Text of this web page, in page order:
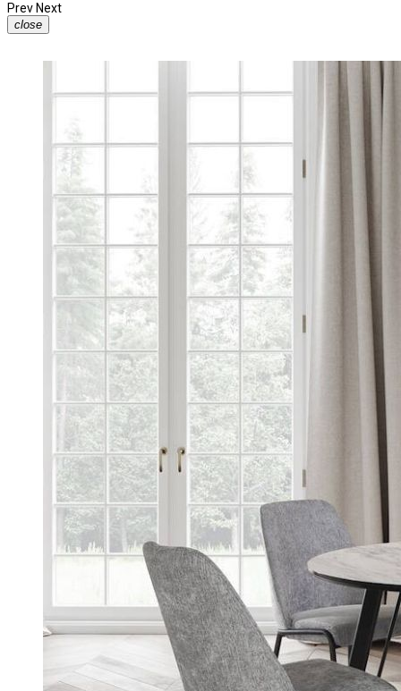
Prev Next
close